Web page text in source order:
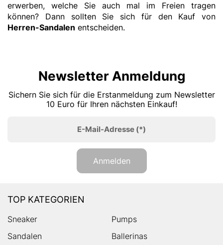
erwerben, welche Sie auch mal im Freien tragen
können? Dann sollten Sie sich für den Kauf von
Herren-Sandalen entscheiden.
Newsletter Anmeldung
Sichern Sie sich für die Erstanmeldung zum Newsletter
10 Euro für Ihren nächsten Einkauf!
E-Mail-Adresse (*)
Anmelden
TOP KATEGORIEN
Sneaker
Pumps
Sandalen
Ballerinas